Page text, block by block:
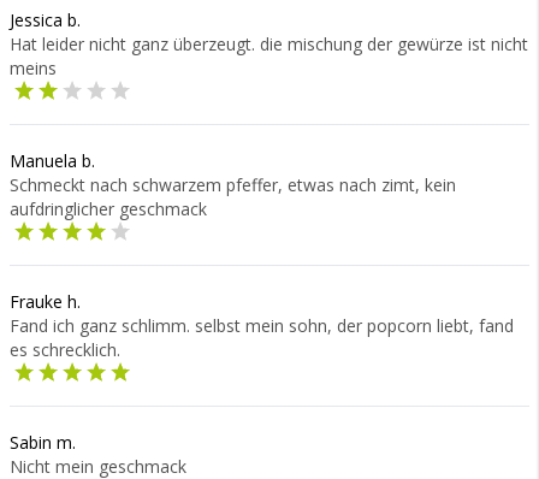
Jessica b.
Hat leider nicht ganz überzeugt. die mischung der gewürze ist nicht
meins
Manuela b.
Schmeckt nach schwarzem pfeffer, etwas nach zimt, kein
aufdringlicher geschmack
Frauke h.
Fand ich ganz schlimm. selbst mein sohn, der popcorn liebt, fand
es schrecklich.
Sabin m.
Nicht mein geschmack